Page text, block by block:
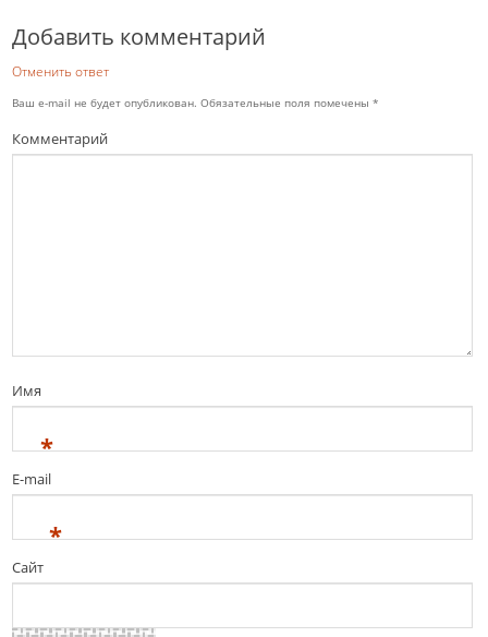
Добавить комментарий
Отменить ответ
Ваш e-mail не будет опубликован. Обязательные поля помечены*
Комментарий
Имя
*
E-mail
*
Сайт